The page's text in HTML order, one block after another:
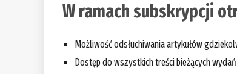
W ramach subskrypcji
Możliwość odsłuchiwania artykułów
Dostęp do wszystkich treści bieżących